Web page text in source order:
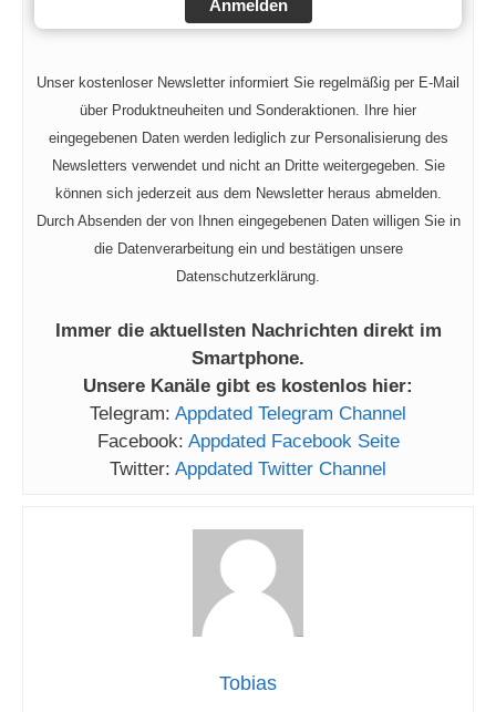
Anmelden
Unser kostenloser Newsletter informiert Sie regelmäßig per E-Mail
über Produktneuheiten und Sonderaktionen. Ihre hier
eingegebenen Daten werden lediglich zur Personalisierung des
Newsletters verwendet und nicht an Dritte weitergegeben. Sie
können sich jederzeit aus dem Newsletter heraus abmelden.
Durch Absenden der von Ihnen eingegebenen Daten willigen Sie in
die Datenverarbeitung ein und bestätigen unsere
Datenschutzerklärung.
Immer die aktuellsten Nachrichten direkt im
Smartphone.
Unsere Kanäle gibt es kostenlos hier:
Telegram: Appdated Telegram Channel
Facebook: Appdated Facebook Seite
Twitter: Appdated Twitter Channel
Tobias